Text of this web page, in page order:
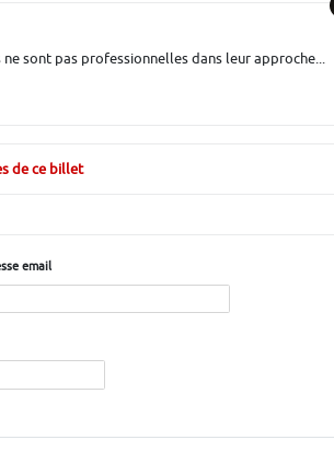
sont pas professionnelles dans leur approche...
de ce billet
email